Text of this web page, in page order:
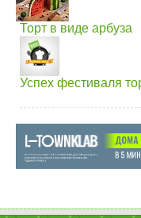
Торт в виде арбуза
Успех фестиваля